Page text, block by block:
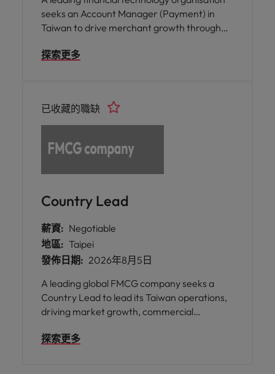
seeks an Account Manager (Payment) in
Taiwan to drive merchant growth through
payment innovation.
探索更多
Country Lead
已收藏的職缺
薪資: Negotiable
地區: Taipei
發佈日期: 2026年8月5日
A leading global FMCG company seeks a
Country Lead to lead its Taiwan operations,
driving market growth, commercial
expansion.
探索更多